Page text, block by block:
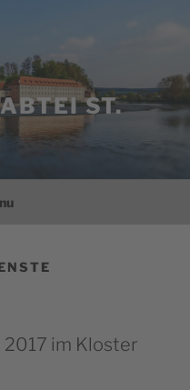
ST.
2017 im Kloster